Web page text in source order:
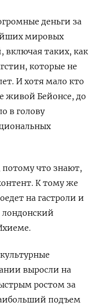
деньги за
мировых
включая таких, как
которые не
И хотя мало кто
живой Бейонсе, до
в голову
что знают,
К тому же
на гастроли и
лондонский
выросли на
ростом за
подъем